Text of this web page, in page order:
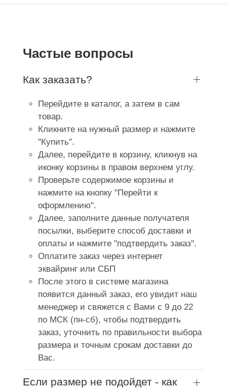
Частые вопросы
Как заказать?
Перейдите в каталог, а затем в сам
товар.
Кликните на нужный размер и нажмите
"Купить".
Далее, перейдите в корзину, кликнув на
иконку корзины в правом верхнем углу.
Проверьте содержимое корзины и
нажмите на кнопку "Перейти к
оформлению".
Далее, заполните данные получателя
посылки, выберите способ доставки и
оплаты и нажмите "подтвердить заказ".
Оплатите заказ через интернет
эквайринг или СБП
После этого в системе магазина
появится данный заказ, его увидит наш
менеджер и свяжется с Вами с 9 до 22
по МСК (пн-сб), чтобы подтвердить
заказ, уточнить по правильности выбора
размера и точным срокам доставки до
Вас.
Если размер не подойдет - как